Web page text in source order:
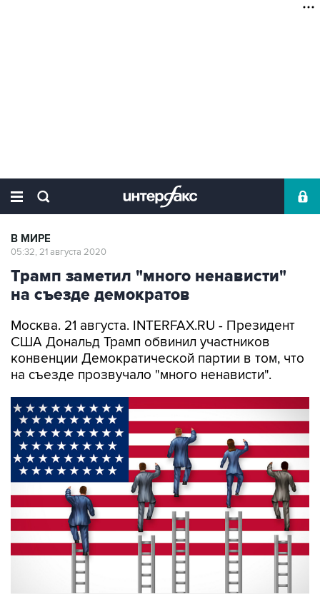
В МИРЕ
05:32, 21 августа 2020
Трамп заметил "много ненависти"
на съезде демократов
Москва. 21 августа. INTERFAX.RU - Президент
США Дональд Трамп обвинил участников
конвенции Демократической партии в том, что
на съезде прозвучало "много ненависти".